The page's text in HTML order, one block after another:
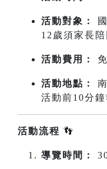
活動對象：
12歲須家長陪
活動費用：
活動地點：
活動前10分鐘
活動流程 👣
導覽時間：